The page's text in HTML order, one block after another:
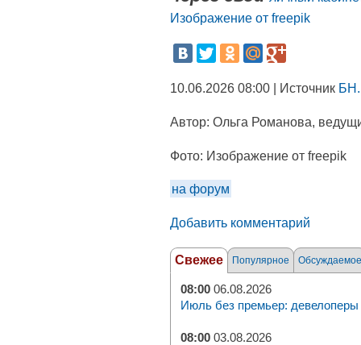
Изображение от freepik
10.06.2026 08:00 | Источник
Автор: Ольга Романова,
Фото: Изображение от freepik
на форум
Добавить комментарий
Свежее Популярное Обсуждаемое
08:00 06.08.2026
Июль без премьер: девелоперы
08:00 03.08.2026